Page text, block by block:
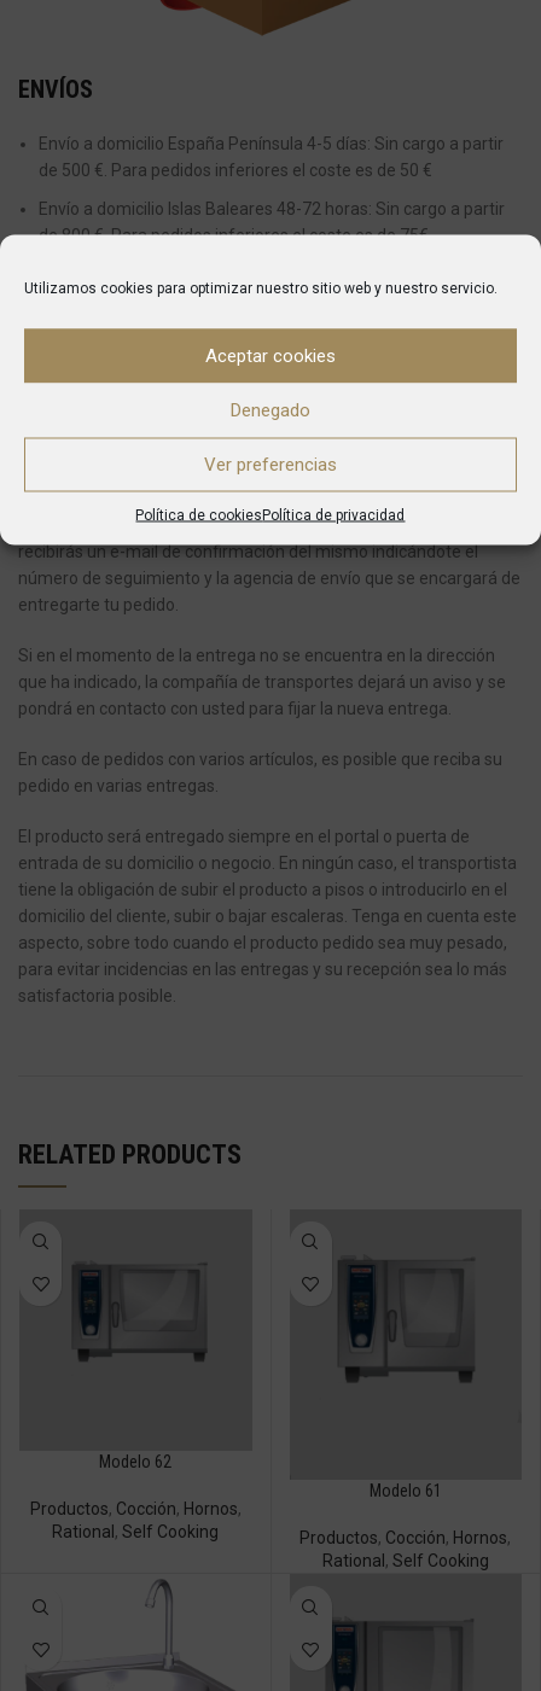
Utilizamos cookies para optimizar nuestro sitio web y nuestro servicio.
Aceptar cookies
Denegado
Ver preferencias
Política de cookiesPolítica de privacidad
ENVÍOS
Envío a domicilio España Península 4-5 días: Sin cargo a partir
de 500 €. Para pedidos inferiores el coste es de 50 €
Envío a domicilio Islas Baleares 48-72 horas: Sin cargo a partir
de 800 €. Para pedidos inferiores el coste es de 75€
Melilla.
Desde el momento en el que se realiza una compra el plazo
dentro de la Península y 10 o 14 a Baleares.
Una vez que el pedido haya sido enviado, automáticamente
recibirás un e-mail de confirmación del mismo indicándote el
número de seguimiento y la agencia de envío que se encargará de
entregarte tu pedido.
Si en el momento de la entrega no se encuentra en la dirección
que ha indicado, la compañía de transportes dejará un aviso y se
pondrá en contacto con usted para fijar la nueva entrega.
En caso de pedidos con varios artículos, es posible que reciba su
pedido en varias entregas.
El producto será entregado siempre en el portal o puerta de
entrada de su domicilio o negocio. En ningún caso, el transportista
tiene la obligación de subir el producto a pisos o introducirlo en el
domicilio del cliente, subir o bajar escaleras. Tenga en cuenta este
aspecto, sobre todo cuando el producto pedido sea muy pesado,
para evitar incidencias en las entregas y su recepción sea lo más
satisfactoria posible.
RELATED PRODUCTS
Modelo 62
Productos, Cocción, Hornos,
Rational ,Self Cooking
Modelo 61
Productos, Cocción, Hornos,
Rational , Self Cooking